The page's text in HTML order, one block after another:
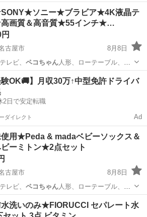
ペコちゃん冷温蔵庫です。 …
駅 キッチン家電 温蔵庫
ソニー★ブラビア★4K液晶テ
画質＆高音質★55インチ★…
古屋市
8月8日
SONYテレビ、 ペコちゃん人形、ローテーブル、嵐
ビ ブラビア
験OK🚚】月収30万↑中型免許ドライバ
2日で安定転職
ダイレクト Ad
使用★Peda & madaベビーソックス＆
ーミトン★2点セット
古屋市
8月8日
SONYテレビ、 ペコちゃん人形、ローテーブル、嵐
ー用品
洗いのみ★FIORUCCI セパレート水